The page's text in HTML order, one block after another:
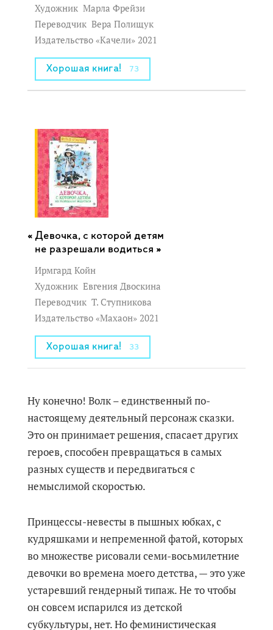
Художник Марла Фрейзи
Переводчик Вера Полищук
Издательство «Качели» 2021
Хорошая книга! 73
Девочка, с которой детям
не разрешали водиться »
Ирмгард Койн
Художник Евгения Двоскина
Переводчик Т. Ступникова
Издательство «Махаон» 2021
Хорошая книга! 33
Ну конечно! Волк – единственный по-
настоящему деятельный персонаж сказки.
Это он принимает решения, спасает других
героев, способен превращаться в самых
разных существ и передвигаться с
немыслимой скоростью.
Принцессы-невесты в пышных юбках, с
кудряшками и непременной фатой, которых
во множестве рисовали семи-восьмилетние
девочки во времена моего детства, — это уже
устаревший гендерный типаж. Не то чтобы
он совсем испарился из детской
субкультуры, нет. Но феминистическая